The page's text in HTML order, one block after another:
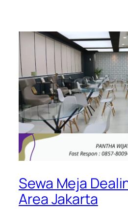
Sewa Meja
Area Jakarta